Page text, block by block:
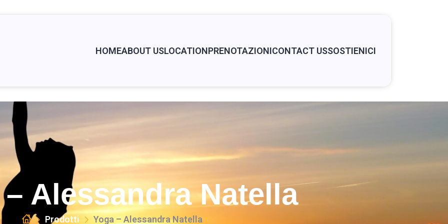
HOMEABOUT USLOCATIONPRENOTAZIONICONTACT USSOSTIENICI
Alessandra Natella
Prodotti Yoga – Alessandra Natella